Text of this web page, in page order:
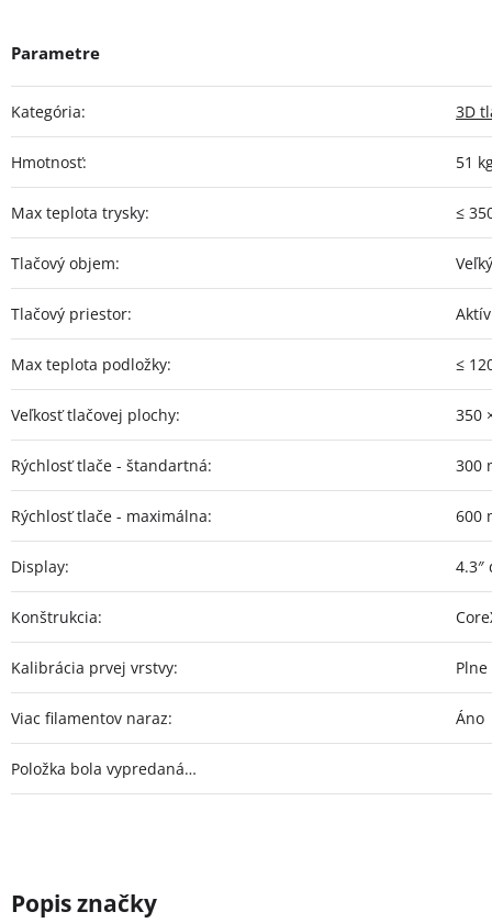
Kategória: 3D
Hmotnosť: 51
Max teplota trysky: ≤
Tlačový objem: Veľký
Tlačový priestor:
Max teplota podložky: ≤
Veľkosť tlačovej plochy: 350
Rýchlosť tlače - štandartná: 300
Rýchlosť tlače - maximálna: 600
Display: 4.3″
Konštrukcia:
Kalibrácia prvej vrstvy:
Viac filamentov naraz: Áno
Položka bola vypredaná…